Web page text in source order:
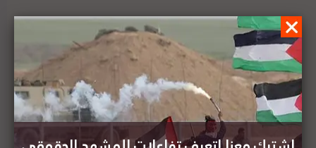
وزير الخارجية المصري يبحث مع نظيريه الإسرائيلي
والفلسطيني سبل عقد اجتماع لدفع جهود السلام
في الشرق الأوسط